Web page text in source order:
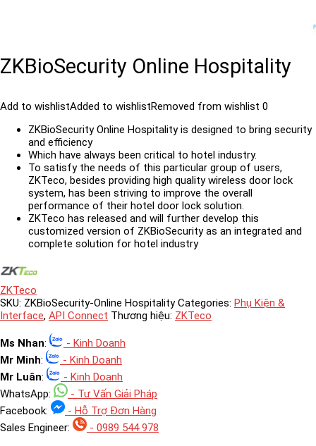
ZKBioSecurity Online Hospitality
Add to wishlistAdded to wishlistRemoved from wishlist 0
ZKBioSecurity Online Hospitality is designed to bring security
and efficiency
Which have always been critical to hotel industry.
To satisfy the needs of this particular group of users,
ZKTeco, besides providing high quality wireless door lock
system, has been striving to improve the overall
performance of their hotel door lock solution.
ZKTeco has released and will further develop this
customized version of ZKBioSecurity as an integrated and
complete solution for hotel industry
ZKTeco
SKU: ZKBioSecurity-Online Hospitality Categories: Phụ Kiện &
Interface, API Connect Thương hiệu: ZKTeco
Ms Nhan:
- Kinh Doanh
Mr Minh:
- Kinh Doanh
Mr Luân:
- Kinh Doanh
WhatsApp:
- Tư Vấn Giải Pháp
Facebook:
- Hỗ Trợ Đơn Hàng
Sales Engineer:
- 0989 544 978